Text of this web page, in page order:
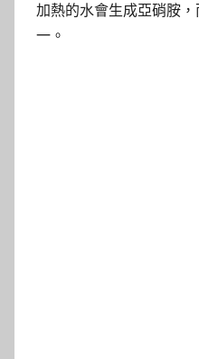
加熱的水會生成亞硝胺
一。